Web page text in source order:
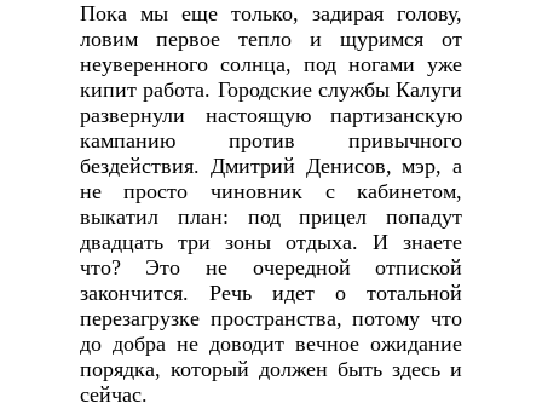
Пока мы еще только, задирая голову,
ловим первое тепло и щуримся от
неуверенного солнца, под ногами уже
кипит работа. Городские службы Калуги
развернули настоящую партизанскую
кампанию против привычного
бездействия. Дмитрий Денисов, мэр, а
не просто чиновник с кабинетом,
выкатил план: под прицел попадут
двадцать три зоны отдыха. И знаете
что? Это не очередной отпиской
закончится. Речь идет о тотальной
перезагрузке пространства, потому что
до добра не доводит вечное ожидание
порядка, который должен быть здесь и
сейчас.